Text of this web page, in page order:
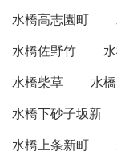
水橋高志園町
水橋佐野竹
水橋柴草
水
水橋下砂子坂新
水橋上条新町